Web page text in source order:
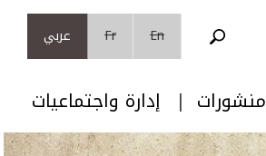
En
Fr عربي
منشورات إدارة واجتماعيات